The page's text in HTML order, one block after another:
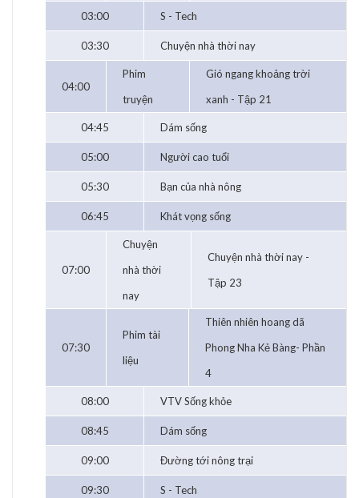
03:00 S - Tech
03:30 Chuyện nhà thời nay
04:00
Phim
truyện
Gió ngang khoảng trời
xanh - Tập 21
04:45 Dám sống
05:00 Người cao tuổi
05:30 Bạn của nhà nông
06:45 Khát vọng sống
07:00
Chuyện
nhà thời
nay
Chuyện nhà thời nay -
Tập 23
07:30
Phim tài
liệu
Thiên nhiên hoang dã
Phong Nha Kẻ Bàng- Phần
4
08:00 VTV Sống khỏe
08:45 Dám sống
09:00 Đường tới nông trại
09:30 S - Tech